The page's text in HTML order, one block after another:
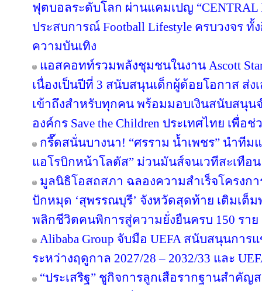
ฟุตบอลระดับโลก ผ่านแคมเปญ “CENTRAL
ประสบการณ์ Football Lifestyle ครบวงจร
ความบันเทิง
แอสคอทท์รวมพลังชุมชนในงาน Ascott Star
เนื่องเป็นปีที่ 3 สนับสนุนเด็กผู้ด้อยโอกาส ส่
เข้าถึงสำหรับทุกคน พร้อมมอบเงินสนับสนุน
องค์กร Save the Children ประเทศไทย เพื่อ
กรี๊ดสนั่นบางนา! “ศรราม น้ำเพชร” นำทีม
แอโรบิกหน้าโลตัส” ม่วนมันส์จนเวทีสะเทือน
มูลนิธิโอสถสภา ฉลองความสำเร็จโครงก
ปักหมุด ‘สุพรรณบุรี’ จังหวัดสุดท้าย เติมเต็
พลิกชีวิตคนพิการสู่ความยั่งยืนครบ 150 ราย
Alibaba Group จับมือ UEFA สนับสนุนกา
ระหว่างฤดูกาล 2027/28 – 2032/33 และ
“ประเสริฐ” ชูกิจการลูกเสือรากฐานสำคัญ